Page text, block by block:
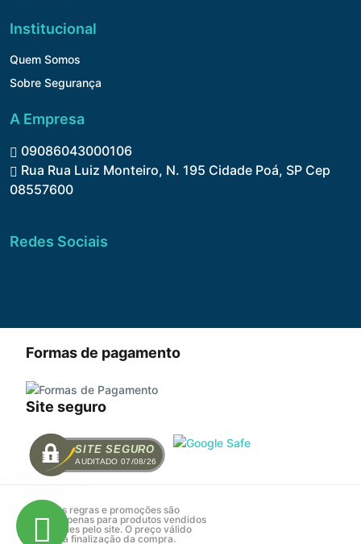
Institucional
Quem Somos
Sobre Segurança
A Empresa
09086043000106
Rua Rua Luiz Monteiro, N. 195 Cidade Poá, SP Cep
08557600
Redes Sociais
Formas de pagamento
Site seguro
SITE SEGURO
AUDITADO 07/08/26
Todas as regras e promoções são
válidas apenas para produtos vendidos
e entregues pelo site. O preço válido
será o da finalização da compra.